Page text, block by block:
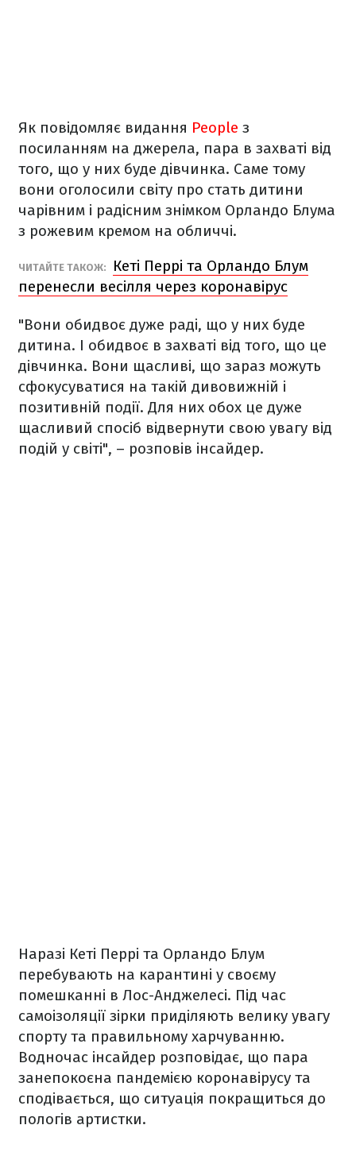
Як повідомляє видання People з
посиланням на джерела, пара в захваті від
того, що у них буде дівчинка. Саме тому
вони оголосили світу про стать дитини
чарівним і радісним знімком Орландо Блума
з рожевим кремом на обличчі.
ЧИТАЙТЕ ТАКОЖ:
Кеті Перрі та Орландо Блум
перенесли весілля через коронавірус
"Вони обидвоє дуже раді, що у них буде
дитина. І обидвоє в захваті від того, що це
дівчинка. Вони щасливі, що зараз можуть
сфокусуватися на такій дивовижній і
позитивній події. Для них обох це дуже
щасливий спосіб відвернути свою увагу від
подій у світі", – розповів інсайдер.
Наразі Кеті Перрі та Орландо Блум
перебувають на карантині у своєму
помешканні в Лос-Анджелесі. Під час
самоізоляції зірки приділяють велику увагу
спорту та правильному харчуванню.
Водночас інсайдер розповідає, що пара
занепокоєна пандемією коронавірусу та
сподівається, що ситуація покращиться до
пологів артистки.